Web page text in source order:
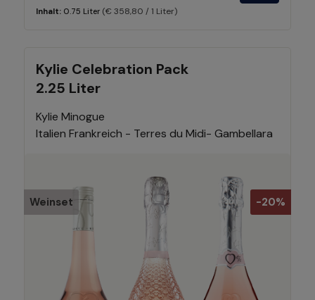
Inhalt: 0.75 Liter (€ 358,80 / 1 Liter)
Kylie Celebration Pack
2.25 Liter
Kylie Minogue
Italien Frankreich - Terres du Midi- Gambellara
-20%
Weinset